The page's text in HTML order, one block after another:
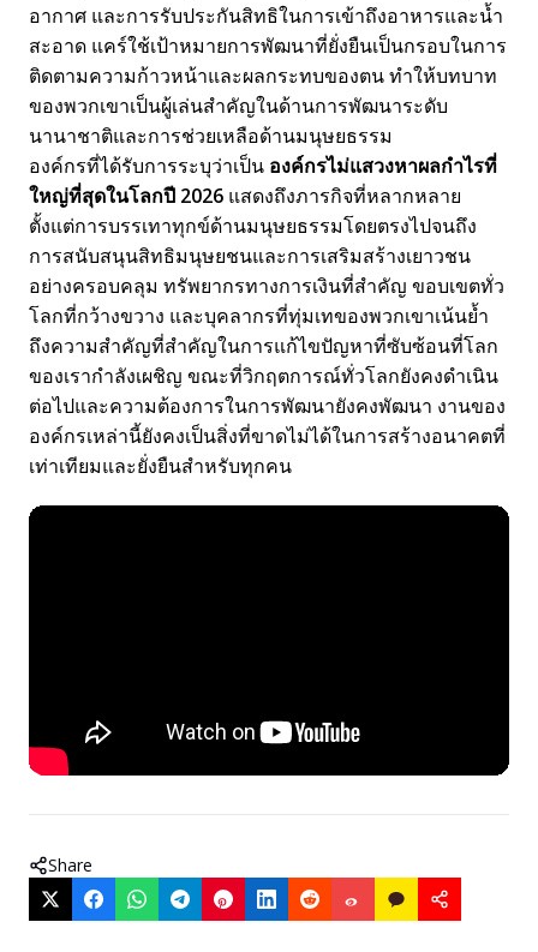
อากาศ และการรับประกันสิทธิในการเข้าถึงอาหารและน้ำ
สะอาด แคร์ใช้เป้าหมายการพัฒนาที่ยั่งยืนเป็นกรอบในการ
ติดตามความก้าวหน้าและผลกระทบของตน ทำให้บทบาท
ของพวกเขาเป็นผู้เล่นสำคัญในด้านการพัฒนาระดับ
นานาชาติและการช่วยเหลือด้านมนุษยธรรม
องค์กรที่ได้รับการระบุว่าเป็น องค์กรไม่แสวงหาผลกำไรที่
ใหญ่ที่สุดในโลกปี 2026 แสดงถึงภารกิจที่หลากหลาย
ตั้งแต่การบรรเทาทุกข์ด้านมนุษยธรรมโดยตรงไปจนถึง
การสนับสนุนสิทธิมนุษยชนและการเสริมสร้างเยาวชน
อย่างครอบคลุม ทรัพยากรทางการเงินที่สำคัญ ขอบเขตทั่ว
โลกที่กว้างขวาง และบุคลากรที่ทุ่มเทของพวกเขาเน้นย้ำ
ถึงความสำคัญที่สำคัญในการแก้ไขปัญหาที่ซับซ้อนที่โลก
ของเรากำลังเผชิญ ขณะที่วิกฤตการณ์ทั่วโลกยังคงดำเนิน
ต่อไปและความต้องการในการพัฒนายังคงพัฒนา งานของ
องค์กรเหล่านี้ยังคงเป็นสิ่งที่ขาดไม่ได้ในการสร้างอนาคตที่
เท่าเทียมและยั่งยืนสำหรับทุกคน
Share